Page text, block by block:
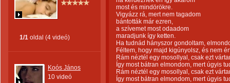
1/1 oldal (4 videó)
Koós János
10 videó
most és mindörökre.
Vigyázz rá, mert nem tagadom
bántották már ezren,
a szívemet most odaadom
maradjunk így ketten.
Ha tudnád hányszor gondoltam,
Féltem, hogy majd kigúnyolsz, és nem
Rám néztél egy mosollyal, csak ezt
Így most bátran elmondom, mert úgyis
Rám néztél egy mosollyal, csak ezt
Így most bátran elmondom, mert úgyis